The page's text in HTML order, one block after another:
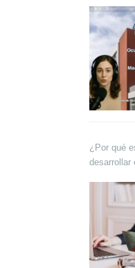
¿Por qué
desarrollar